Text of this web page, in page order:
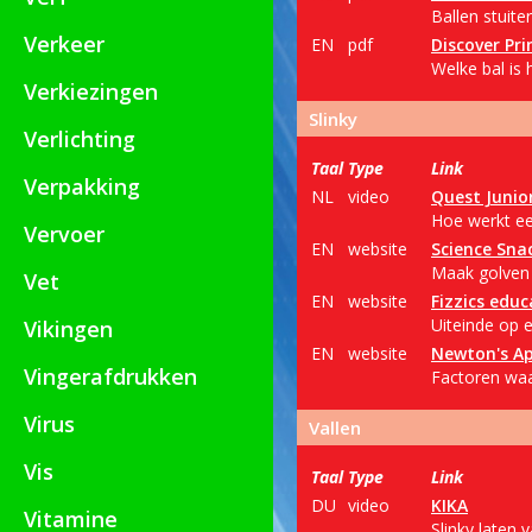
Verkeer
Verkiezingen
Verlichting
Verpakking
Vervoer
Vet
Vikingen
Vingerafdrukken
Virus
Vis
Vitamine
Ballen
EN
pdf
Discover
Welke bal is
Slinky
Taal Type
Link
NL
video
Quest
Hoe werkt
EN
website
Science
Maak
EN
website
Fizzics
Uiteinde op
EN
website
Newton's
Factoren
Vallen
Taal Type
Link
DU video
KIKA